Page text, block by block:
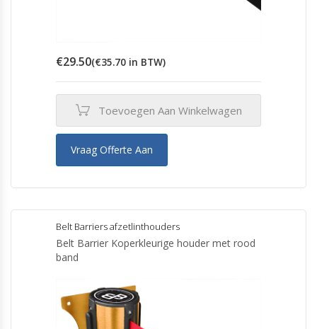
€29.50(€35.70 in BTW)
Toevoegen Aan Winkelwagen
Vraag Offerte Aan
Belt Barriers afzetlinthouders
Belt Barrier Koperkleurige houder met rood
band